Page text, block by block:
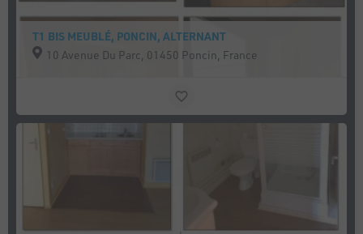
T1 BIS MEUBLÉ, PONCIN, ALTERNANT
10 Avenue Du Parc, 01450 Poncin, France